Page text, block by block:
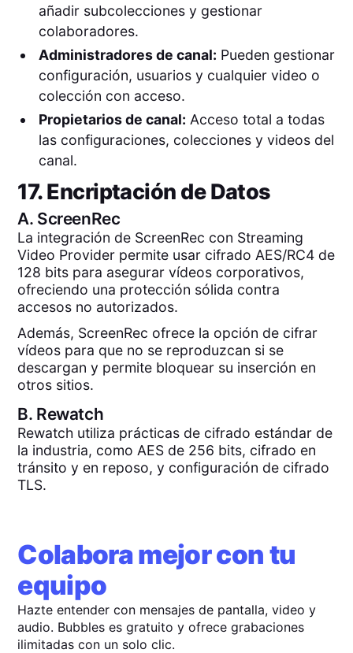
añadir subcolecciones y gestionar
colaboradores.
Administradores de canal: Pueden gestionar
configuración, usuarios y cualquier video o
colección con acceso.
Propietarios de canal: Acceso total a todas
las configuraciones, colecciones y videos del
canal.
17. Encriptación de Datos
A. ScreenRec
La integración de ScreenRec con Streaming
Video Provider permite usar cifrado AES/RC4 de
128 bits para asegurar vídeos corporativos,
ofreciendo una protección sólida contra
accesos no autorizados.
Además, ScreenRec ofrece la opción de cifrar
vídeos para que no se reproduzcan si se
descargan y permite bloquear su inserción en
otros sitios.
B. Rewatch
Rewatch utiliza prácticas de cifrado estándar de
la industria, como AES de 256 bits, cifrado en
tránsito y en reposo, y configuración de cifrado
TLS.
Colabora mejor con tu
equipo
Hazte entender con mensajes de pantalla, video y
audio. Bubbles es gratuito y ofrece grabaciones
ilimitadas con un solo clic.